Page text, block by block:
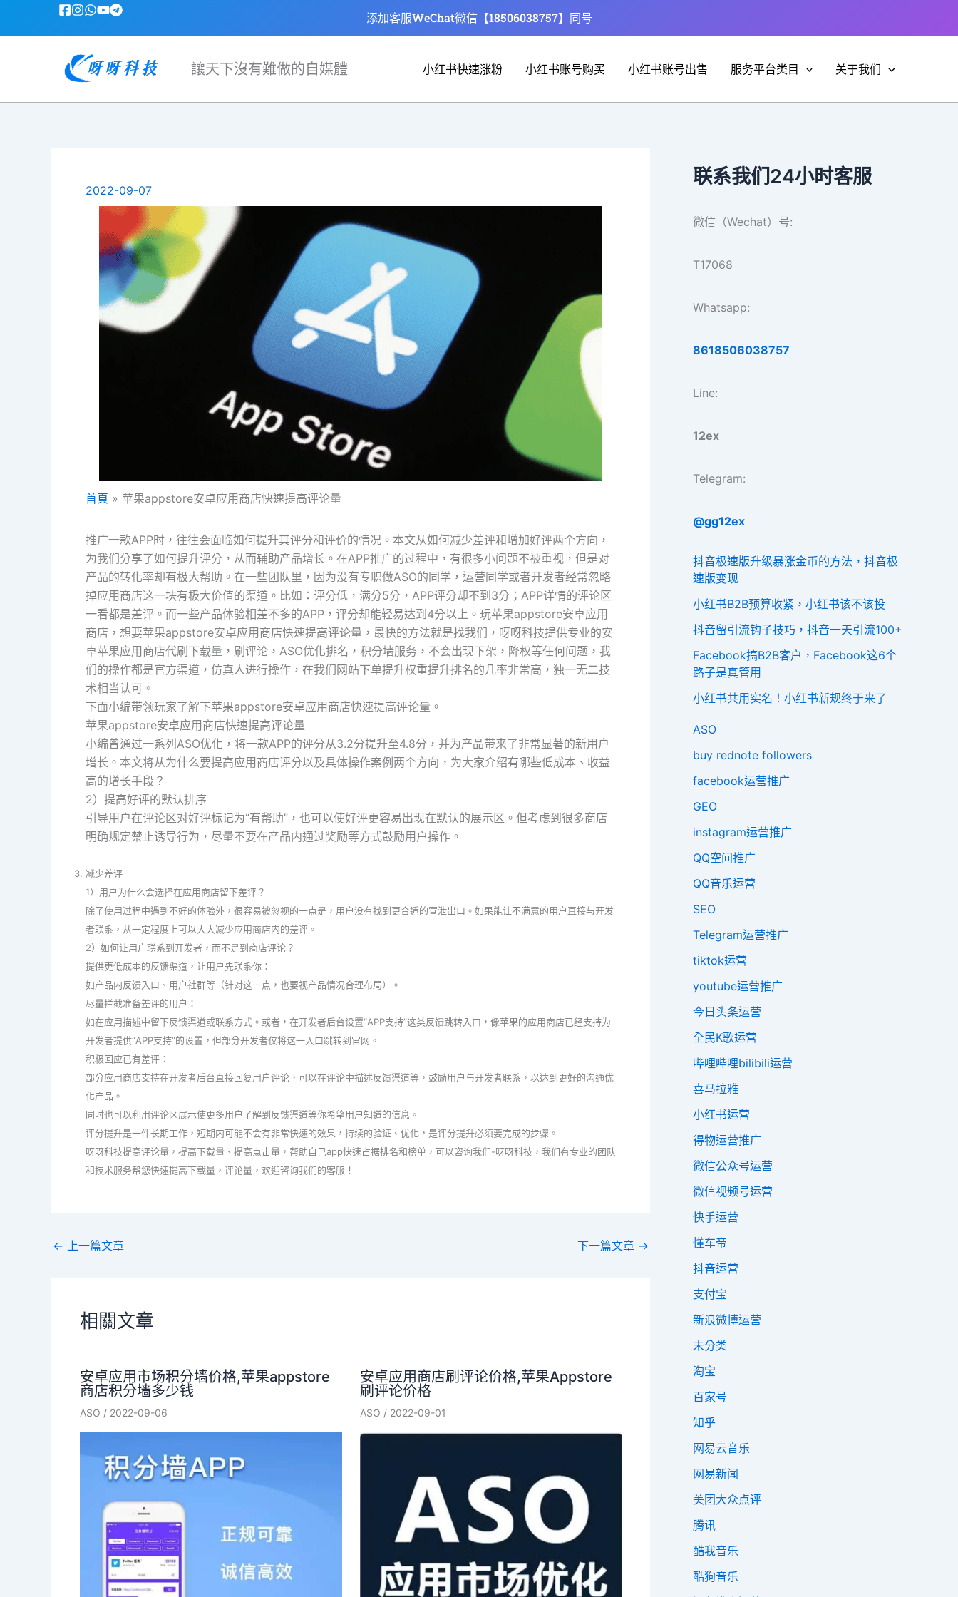
容
添加客服WeChat微信【18506038757】同号
讓天下沒有難做的自媒體 小红书快速涨粉 小红书账号购买 小红书账号出售 服务平台类目 关于我们
2022-09-07
首頁 苹果appstore安卓应用商店快速提高评论量
推广一款APP时，往往会面临如何提升其评分和评价的情况。本文从如何减少差评和增加好评两个方向，
为我们分享了如何提升评分，从而辅助产品增长。在APP推广的过程中，有很多小问题不被重视，但是对
产品的转化率却有极大帮助。在一些团队里，因为没有专职做ASO的同学，运营同学或者开发者经常忽略
掉应用商店这一块有极大价值的渠道。比如：评分低，满分5分，APP评分却不到3分；APP详情的评论区
一看都是差评。而一些产品体验相差不多的APP，评分却能轻易达到4分以上。玩苹果appstore安卓应用
商店，想要苹果appstore安卓应用商店快速提高评论量，最快的方法就是找我们，呀呀科技提供专业的安
卓苹果应用商店代刷下载量，刷评论，ASO优化排名，积分墙服务，不会出现下架，降权等任何问题，我
们的操作都是官方渠道，仿真人进行操作，在我们网站下单提升权重提升排名的几率非常高，独一无二技
术相当认可。
下面小编带领玩家了解下苹果appstore安卓应用商店快速提高评论量。
苹果appstore安卓应用商店快速提高评论量
小编曾通过一系列ASO优化，将一款APP的评分从3.2分提升至4.8分，并为产品带来了非常显著的新用户
增长。本文将从为什么要提高应用商店评分以及具体操作案例两个方向，为大家介绍有哪些低成本、收益
高的增长手段？
2）提高好评的默认排序
引导用户在评论区对好评标记为“有帮助”，也可以使好评更容易出现在默认的展示区。但考虑到很多商店
明确规定禁止诱导行为，尽量不要在产品内通过奖励等方式鼓励用户操作。
减少差评
1）用户为什么会选择在应用商店留下差评？
除了使用过程中遇到不好的体验外，很容易被忽视的一点是，用户没有找到更合适的宣泄出口。如果能让不满意的用户直接与开发
者联系，从一定程度上可以大大减少应用商店内的差评。
2）如何让用户联系到开发者，而不是到商店评论？
提供更低成本的反馈渠道，让用户先联系你：
如产品内反馈入口、用户社群等（针对这一点，也要视产品情况合理布局）。
尽量拦截准备差评的用户：
如在应用描述中留下反馈渠道或联系方式。或者，在开发者后台设置“APP支持”这类反馈跳转入口，像苹果的应用商店已经支持为
开发者提供“APP支持”的设置，但部分开发者仅将这一入口跳转到官网。
积极回应已有差评：
部分应用商店支持在开发者后台直接回复用户评论，可以在评论中描述反馈渠道等，鼓励用户与开发者联系，以达到更好的沟通优
化产品。
同时也可以利用评论区展示使更多用户了解到反馈渠道等你希望用户知道的信息。
评分提升是一件长期工作，短期内可能不会有非常快速的效果，持续的验证、优化，是评分提升必须要完成的步骤。
呀呀科技提高评论量，提高下载量、提高点击量，帮助自己app快速占据排名和榜单，可以咨询我们-呀呀科技，我们有专业的团队
和技术服务帮您快速提高下载量，评论量，欢迎咨询我们的客服！
← 上一篇文章 下一篇文章 →
相關文章
安卓应用市场积分墙价格,苹果appstore
商店积分墙多少钱
ASO / 2022-09-06
安卓应用商店刷评论价格,苹果Appstore
刷评论价格
ASO / 2022-09-01
联系我们24小时客服
微信（Wechat）号:
T17068
Whatsapp:
8618506038757
Line:
12ex
Telegram:
@gg12ex
抖音极速版升级暴涨金币的方法，抖音极
速版变现
小红书B2B预算收紧，小红书该不该投
抖音留引流钩子技巧，抖音一天引流100+
Facebook搞B2B客户，Facebook这6个
路子是真管用
小红书共用实名！小红书新规终于来了
ASO
buy rednote followers
facebook运营推广
GEO
instagram运营推广
QQ空间推广
QQ音乐运营
SEO
Telegram运营推广
tiktok运营
youtube运营推广
今日头条运营
全民K歌运营
哔哩哔哩bilibili运营
喜马拉雅
小红书运营
得物运营推广
微信公众号运营
微信视频号运营
快手运营
懂车帝
抖音运营
支付宝
新浪微博运营
未分类
淘宝
百家号
知乎
网易云音乐
网易新闻
美团大众点评
腾讯
酷我音乐
酷狗音乐